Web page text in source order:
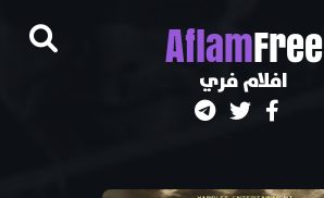
AflamFree
افلام فري